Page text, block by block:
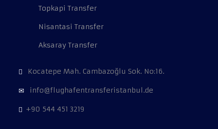
Topkapi Transfer
Nisantasi Transfer
Aksaray Transfer
Kocatepe Mah. Cambazoğlu Sok. No:16.
info@flughafentransferistanbul.de
+90 544 451 3219